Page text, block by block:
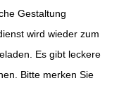
Gestaltung
wird wieder zum
Es gibt leckere
Bitte merken Sie